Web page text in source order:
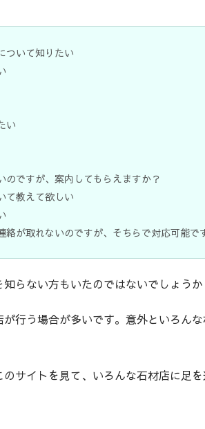
ついて知りたい
い
ですが、案内してもらえますか？
て教えて欲しい
が取れないのですが、そちらで対応可能で
らない方もいたのではないでしょうか
行う場合が多いです。意外といろん
サイトを見て、いろんな石材店に足